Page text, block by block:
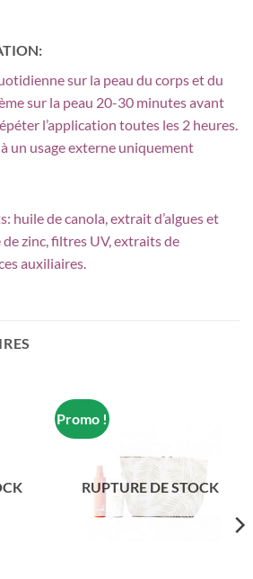
sur la peau du corps et du
sur la peau 20-30 minutes avant
l’application toutes les 2 heures.
un usage externe uniquement
huile de canola, extrait d’algues et
zinc, filtres UV, extraits de
auxiliaires.
Promo !
RUPTURE DE STOCK